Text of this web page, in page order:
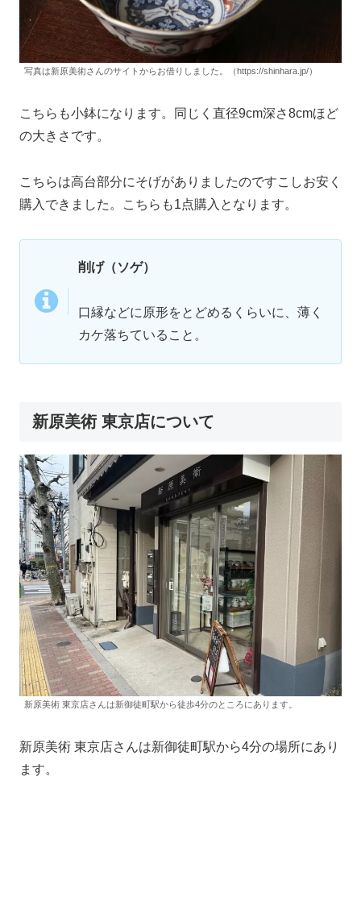
写真は新原美術さんのサイトからお借りしました。（https://shinhara.jp/）
こちらも小鉢になります。同じく直径9cm深さ8cmほど
の大きさです。
こちらは高台部分にそげがありましたのですこしお安く
購入できました。こちらも1点購入となります。
削げ（ソゲ）
口縁などに原形をとどめるくらいに、薄く
カケ落ちていること。
新原美術 東京店について
新原美術 東京店さんは新御徒町駅から徒歩4分のところにあります。
新原美術 東京店さんは新御徒町駅から4分の場所にあり
ます。